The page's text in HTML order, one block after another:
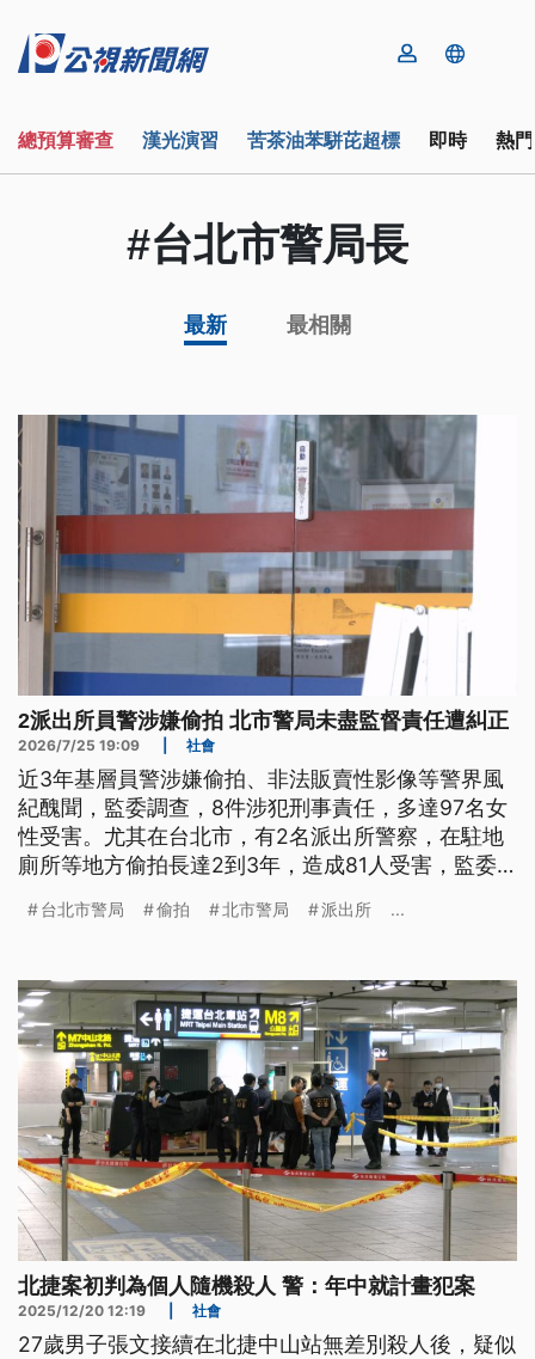
總預算審查 漢光演習 苦茶油苯駢芘超標 即時 熱
#台北市警局長
最新 最相關
2派出所員警涉嫌偷拍 北市警局未盡監督責任遭糾正
2026/7/25 19:09 社會
近3年基層員警涉嫌偷拍、非法販賣性影像等警界風
紀醜聞，監委調查，8件涉犯刑事責任，多達97名女
性受害。尤其在台北市，有2名派出所警察，在駐地
廁所等地方偷拍長達2到3年，造成81人受害，監委
此通過糾正。
台北市警局 偷拍 北市警局 派出所 ...
北捷案初判為個人隨機殺人 警：年中就計畫犯案
2025/12/20 12:19 社會
27歲男子張文接續在北捷中山站無差別殺人後，疑似